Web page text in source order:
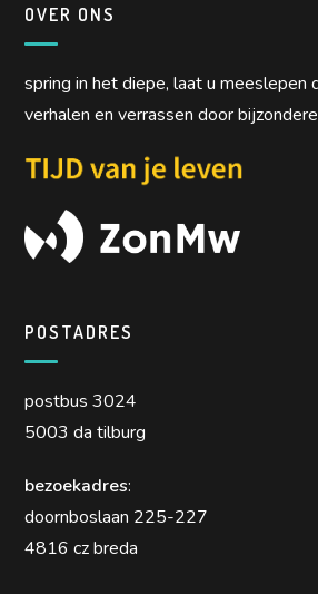
OVER ONS
spring in het diepe, laat u meeslepen
verhalen en verrassen door
POSTADRES
postbus 3024
5003 da tilburg
bezoekadres:
doornboslaan 225-227
4816 cz breda